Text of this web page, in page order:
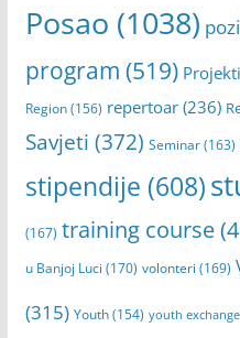
Posao (1038)
program (519) Projekti
Region(156) repertoar(236)
Savjeti (372) Seminar(163)
stipendije (608)
(167) training course
u Banjoj Luci (170) volonteri (169)
(315) Youth(154) youth exchange